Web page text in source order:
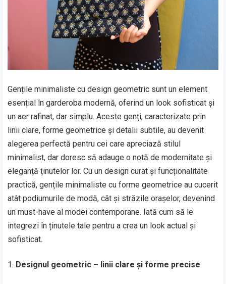
Gențile minimaliste cu design geometric sunt un element
esențial în garderoba modernă, oferind un look sofisticat și
un aer rafinat, dar simplu. Aceste genți, caracterizate prin
linii clare, forme geometrice și detalii subtile, au devenit
alegerea perfectă pentru cei care apreciază stilul
minimalist, dar doresc să adauge o notă de modernitate și
eleganță ținutelor lor. Cu un design curat și funcționalitate
practică, gențile minimaliste cu forme geometrice au cucerit
atât podiumurile de modă, cât și străzile orașelor, devenind
un must-have al modei contemporane. Iată cum să le
integrezi în ținutele tale pentru a crea un look actual și
sofisticat.
Designul geometric – linii clare și forme precise